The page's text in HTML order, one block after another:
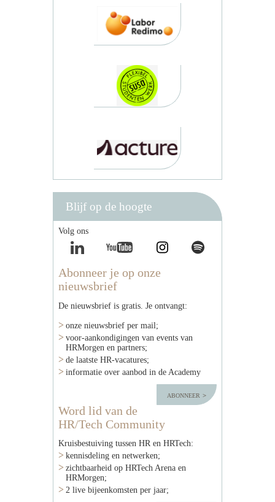
Blijf op de hoogte
Volg ons
Abonneer je op onze
nieuwsbrief
De nieuwsbrief is gratis. Je ontvangt:
onze nieuwsbrief per mail;
voor-aankondigingen van events van
HRMorgen en partners;
de laatste HR-vacatures;
informatie over aanbod in de Academy
abonneer
Word lid van de
HR/Tech Community
Kruisbestuiving tussen HR en HRTech:
kennisdeling en netwerken;
zichtbaarheid op HRTech Arena en
HRMorgen;
2 live bijeenkomsten per jaar;